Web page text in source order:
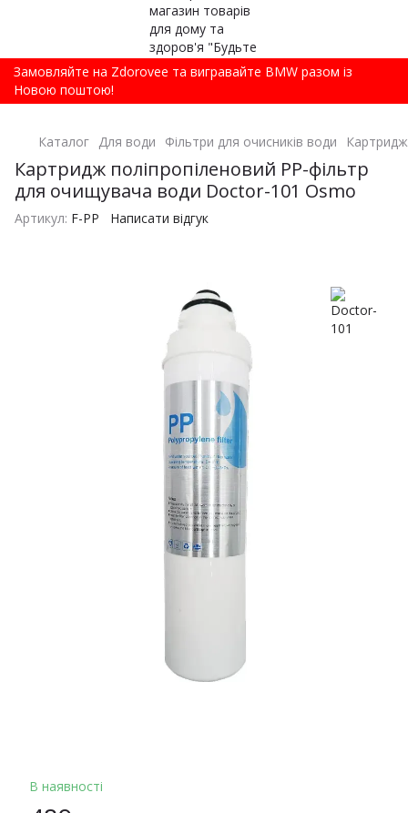
Замовляйте на Zdorovee та вигравайте BMW разом із
Новою поштою!
Каталог Для води Фільтри для очисників води
Картридж поліпропіленовий PP-фільтр
для очищувача води Doctor-101 Osmo
Артикул: F-PP Написати відгук
В наявності